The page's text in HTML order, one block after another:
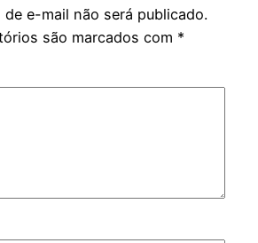
de e-mail não será publicado.
são marcados com *